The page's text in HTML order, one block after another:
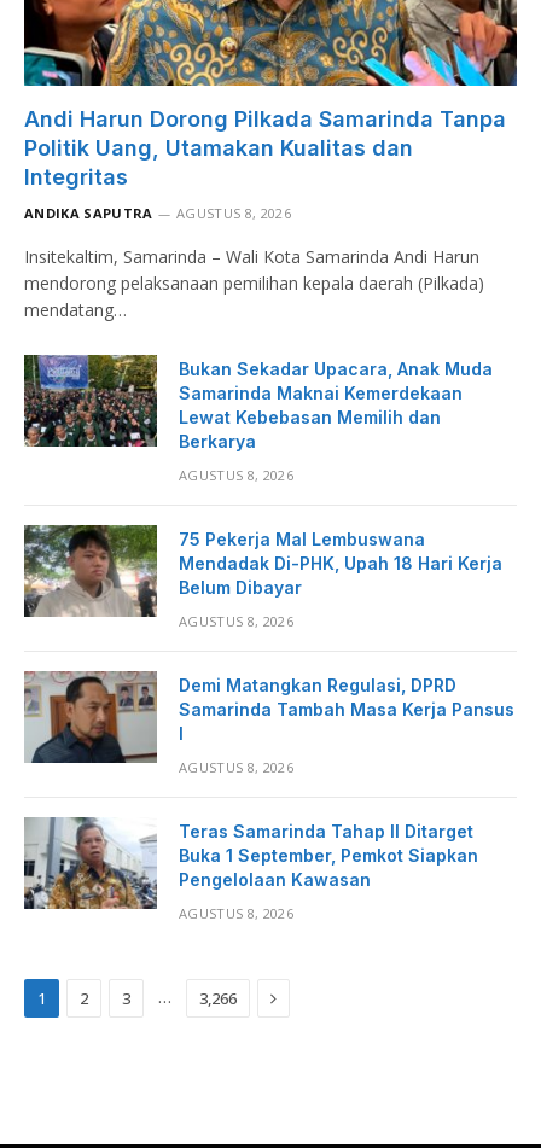
Andi Harun Dorong Pilkada Samarinda Tanpa
Politik Uang, Utamakan Kualitas dan
Integritas
ANDIKA SAPUTRA AGUSTUS 8, 2026
Insitekaltim, Samarinda – Wali Kota Samarinda Andi Harun
mendorong pelaksanaan pemilihan kepala daerah (Pilkada)
mendatang…
Bukan Sekadar Upacara, Anak Muda
Samarinda Maknai Kemerdekaan
Lewat Kebebasan Memilih dan
Berkarya
AGUSTUS 8, 2026
75 Pekerja Mal Lembuswana
Mendadak Di-PHK, Upah 18 Hari Kerja
Belum Dibayar
AGUSTUS 8, 2026
Demi Matangkan Regulasi, DPRD
Samarinda Tambah Masa Kerja Pansus
I
AGUSTUS 8, 2026
Teras Samarinda Tahap II Ditarget
Buka 1 September, Pemkot Siapkan
Pengelolaan Kawasan
AGUSTUS 8, 2026
1 2 3 … 3,266 Next